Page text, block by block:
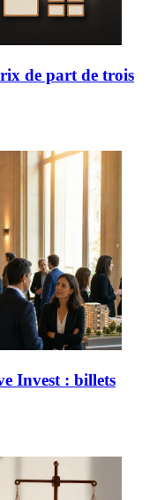
de part de trois
Invest : billets